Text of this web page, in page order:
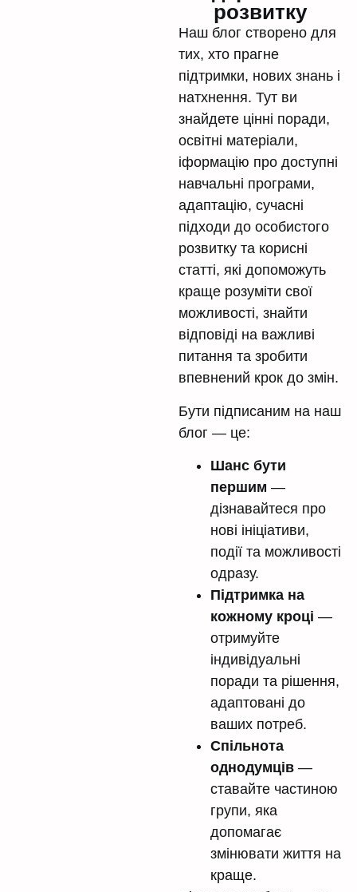
розвитку
Наш блог створено для
тих, хто прагне
підтримки, нових знань і
натхнення. Тут ви
знайдете цінні поради,
освітні матеріали,
іформацію про доступні
навчальні програми,
адаптацію, сучасні
підходи до особистого
розвитку та корисні
статті, які допоможуть
краще розуміти свої
можливості, знайти
відповіді на важливі
питання та зробити
впевнений крок до змін.
Бути підписаним на наш
блог — це:
Шанс бути
першим —
дізнавайтеся про
нові ініціативи,
події та можливості
одразу.
Підтримка на
кожному кроці —
отримуйте
індивідуальні
поради та рішення,
адаптовані до
ваших потреб.
Спільнота
однодумців —
ставайте частиною
групи, яка
допомагає
змінювати життя на
краще.